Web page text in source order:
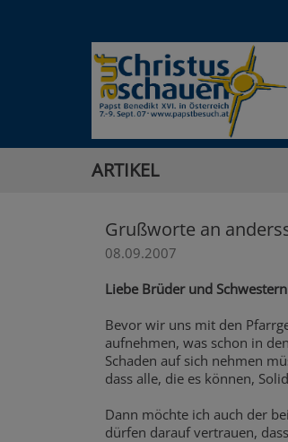
ARTIKEL
Grußworte an
08.09.2007
Liebe Brüder und
Bevor wir uns mit den
aufnehmen, was schon in
Schaden auf sich nehmen
dass alle, die es können,
Dann möchte ich auch der
dürfen darauf vertrauen,